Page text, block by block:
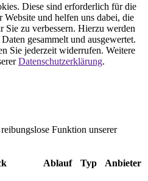
Diese sind erforderlich für die
und helfen uns dabei, die
zu verbessern. Hierzu werden
gesammelt und ausgewertet.
Sie jederzeit widerrufen. Weitere
Datenschutzerklärung.
Funktion unserer
Ablauf Typ Anbieter